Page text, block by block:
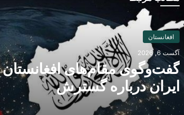
افغانستان
آگست 6, 2026
افغانستان
آگست 6, 2026
کمک
هزار دالر به ریاست صحت
بغلان